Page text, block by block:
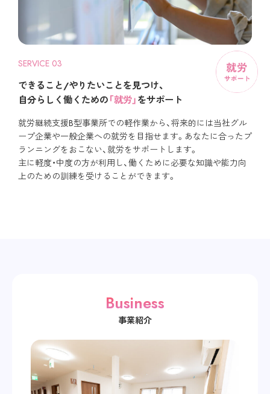
SERVICE 03
できること/やりたいことを見つけ、
自分らしく働くための「就労」をサポート
就労継続支援B型事業所での軽作業から、将来的には当社グル
ープ企業や一般企業への就労を目指せます。あなたに合ったプ
ランニングをおこない、就労をサポートします。
主に軽度・中度の方が利用し、働くために必要な知識や能力向
上のための訓練を受けることができます。
Business
事業紹介